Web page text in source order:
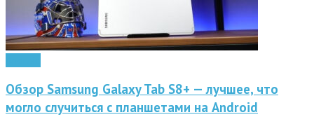
Обзор Samsung Galaxy Tab S8+ — лучшее, что
могло случиться с планшетами на Android